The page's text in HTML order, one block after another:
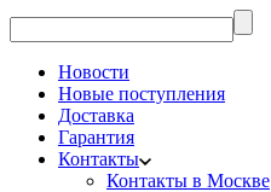
Новости
Новые поступления
Доставка
Гарантия
Контакты
Контакты в Москве